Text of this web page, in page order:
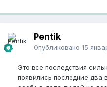
Pentik
Опубликовано 15
Это все последствия
появились последние два